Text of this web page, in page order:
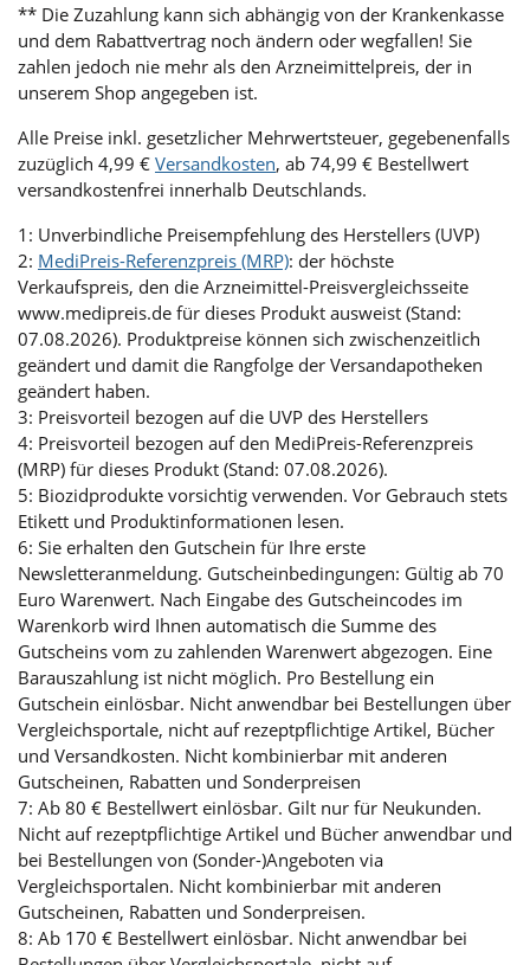
** Die Zuzahlung kann sich abhängig von der Krankenkasse
und dem Rabattvertrag noch ändern oder wegfallen! Sie
zahlen jedoch nie mehr als den Arzneimittelpreis, der in
unserem Shop angegeben ist.
Alle Preise inkl. gesetzlicher Mehrwertsteuer, gegebenenfalls
zuzüglich 4,99 € Versandkosten, ab 74,99 € Bestellwert
versandkostenfrei innerhalb Deutschlands.
1: Unverbindliche Preisempfehlung des Herstellers (UVP)
2: MediPreis-Referenzpreis (MRP): der höchste
Verkaufspreis, den die Arzneimittel-Preisvergleichsseite
www.medipreis.de für dieses Produkt ausweist (Stand:
07.08.2026). Produktpreise können sich zwischenzeitlich
geändert und damit die Rangfolge der Versandapotheken
geändert haben.
3: Preisvorteil bezogen auf die UVP des Herstellers
4: Preisvorteil bezogen auf den MediPreis-Referenzpreis
(MRP) für dieses Produkt (Stand: 07.08.2026).
5: Biozidprodukte vorsichtig verwenden. Vor Gebrauch stets
Etikett und Produktinformationen lesen.
6: Sie erhalten den Gutschein für Ihre erste
Newsletteranmeldung. Gutscheinbedingungen: Gültig ab 70
Euro Warenwert. Nach Eingabe des Gutscheincodes im
Warenkorb wird Ihnen automatisch die Summe des
Gutscheins vom zu zahlenden Warenwert abgezogen. Eine
Barauszahlung ist nicht möglich. Pro Bestellung ein
Gutschein einlösbar. Nicht anwendbar bei Bestellungen über
Vergleichsportale, nicht auf rezeptpflichtige Artikel, Bücher
und Versandkosten. Nicht kombinierbar mit anderen
Gutscheinen, Rabatten und Sonderpreisen
7: Ab 80 € Bestellwert einlösbar. Gilt nur für Neukunden.
Nicht auf rezeptpflichtige Artikel und Bücher anwendbar und
bei Bestellungen von (Sonder-)Angeboten via
Vergleichsportalen. Nicht kombinierbar mit anderen
Gutscheinen, Rabatten und Sonderpreisen.
8: Ab 170 € Bestellwert einlösbar. Nicht anwendbar bei